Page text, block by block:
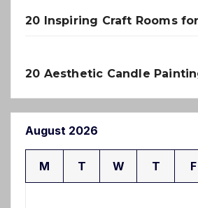
20 Inspiring Craft Rooms
20 Aesthetic Candle
August 2026
M T W T F